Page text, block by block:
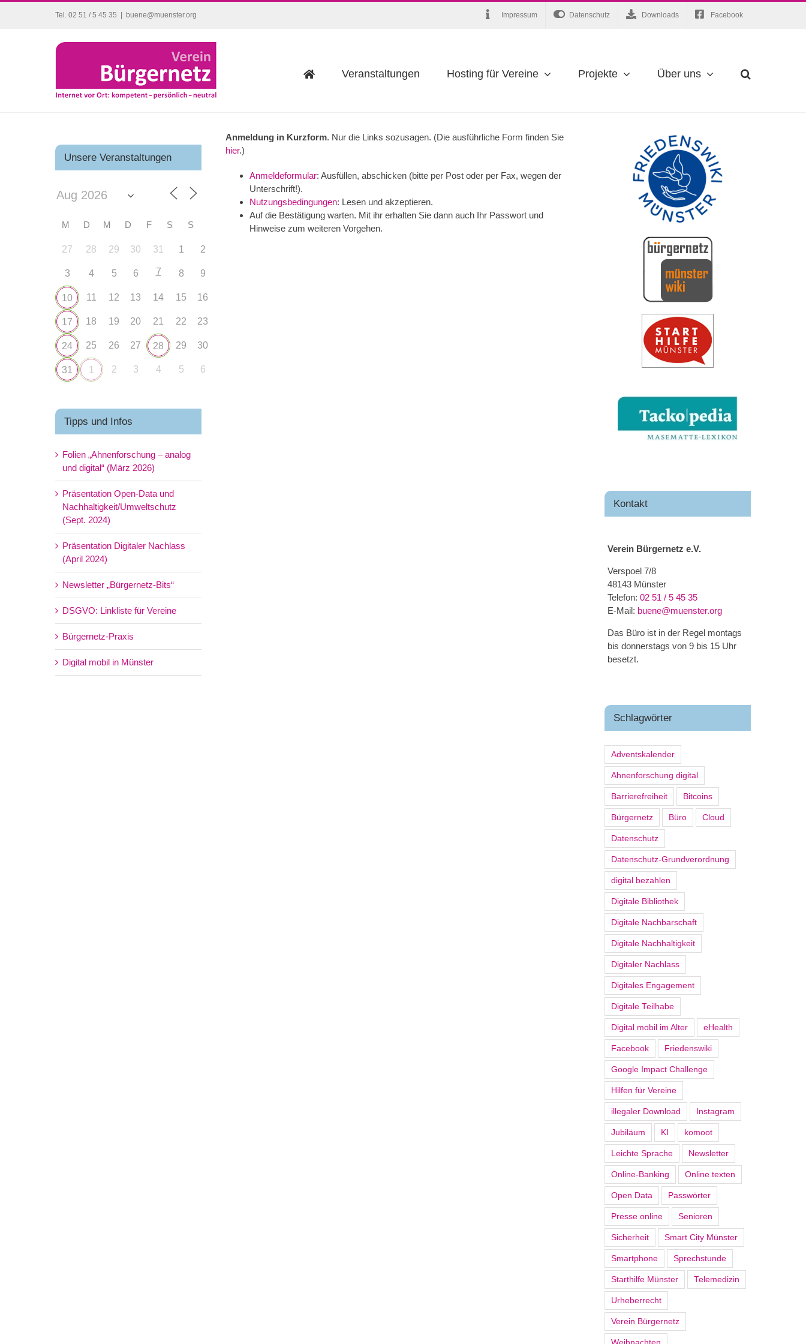
Tel. 02 51 / 5 45 35 buene@muenster.org Impressum Datenschutz Downloads Facebook
Veranstaltungen Hosting für Vereine Projekte Über uns
Anmeldung in Kurzform. Nur die Links sozusagen. (Die ausführliche Form finden Sie
hier.)
Anmeldeformular: Ausfüllen, abschicken (bitte per Post oder per Fax, wegen der
Unterschrift!).
Nutzungsbedingungen: Lesen und akzeptieren.
Auf die Bestätigung warten. Mit ihr erhalten Sie dann auch Ihr Passwort und
Hinweise zum weiteren Vorgehen.
Unsere Veranstaltungen
M D M D F S S
27 28 29 30 31 1 2
3 4 5 6 7 8 9
10 11 12 13 14 15 16
17 18 19 20 21 22 23
24 25 26 27 28 29 30
31 1 2 3 4 5 6
Tipps und Infos
Folien „Ahnenforschung – analog
und digital“ (März 2026)
Präsentation Open-Data und
Nachhaltigkeit/Umweltschutz
(Sept. 2024)
Präsentation Digitaler Nachlass
(April 2024)
Newsletter „Bürgernetz-Bits“
DSGVO: Linkliste für Vereine
Bürgernetz-Praxis
Digital mobil in Münster
Kontakt
Verein Bürgernetz e.V.
Verspoel 7/8
48143 Münster
Telefon:02 51 / 5 45 35
E-Mail: buene@muenster.org
Das Büro ist in der Regel montags
bis donnerstags von 9 bis 15 Uhr
besetzt.
Schlagwörter
Adventskalender
Ahnenforschung digital
Barrierefreiheit Bitcoins
Bürgernetz Büro Cloud
Datenschutz
Datenschutz-Grundverordnung
digital bezahlen
Digitale Bibliothek
Digitale Nachbarschaft
Digitale Nachhaltigkeit
Digitaler Nachlass
Digitales Engagement
Digitale Teilhabe
Digital mobil im Alter eHealth
Facebook Friedenswiki
Google Impact Challenge
Hilfen für Vereine
illegaler Download Instagram
Jubiläum KI komoot
Leichte Sprache Newsletter
Online-Banking Online texten
Open Data Passwörter
Presse online Senioren
Sicherheit Smart City Münster
Smartphone Sprechstunde
Starthilfe Münster Telemedizin
Urheberrecht
Verein Bürgernetz